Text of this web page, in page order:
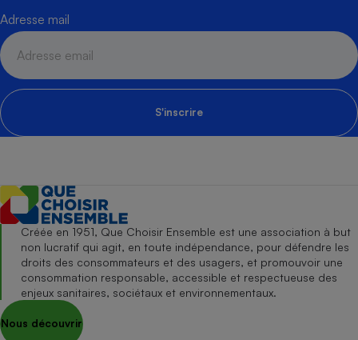
Adresse mail
S'inscrire
Créée en 1951, Que Choisir Ensemble est une association à but
non lucratif qui agit, en toute indépendance, pour défendre les
droits des consommateurs et des usagers, et promouvoir une
consommation responsable, accessible et respectueuse des
enjeux sanitaires, sociétaux et environnementaux.
Nous découvrir